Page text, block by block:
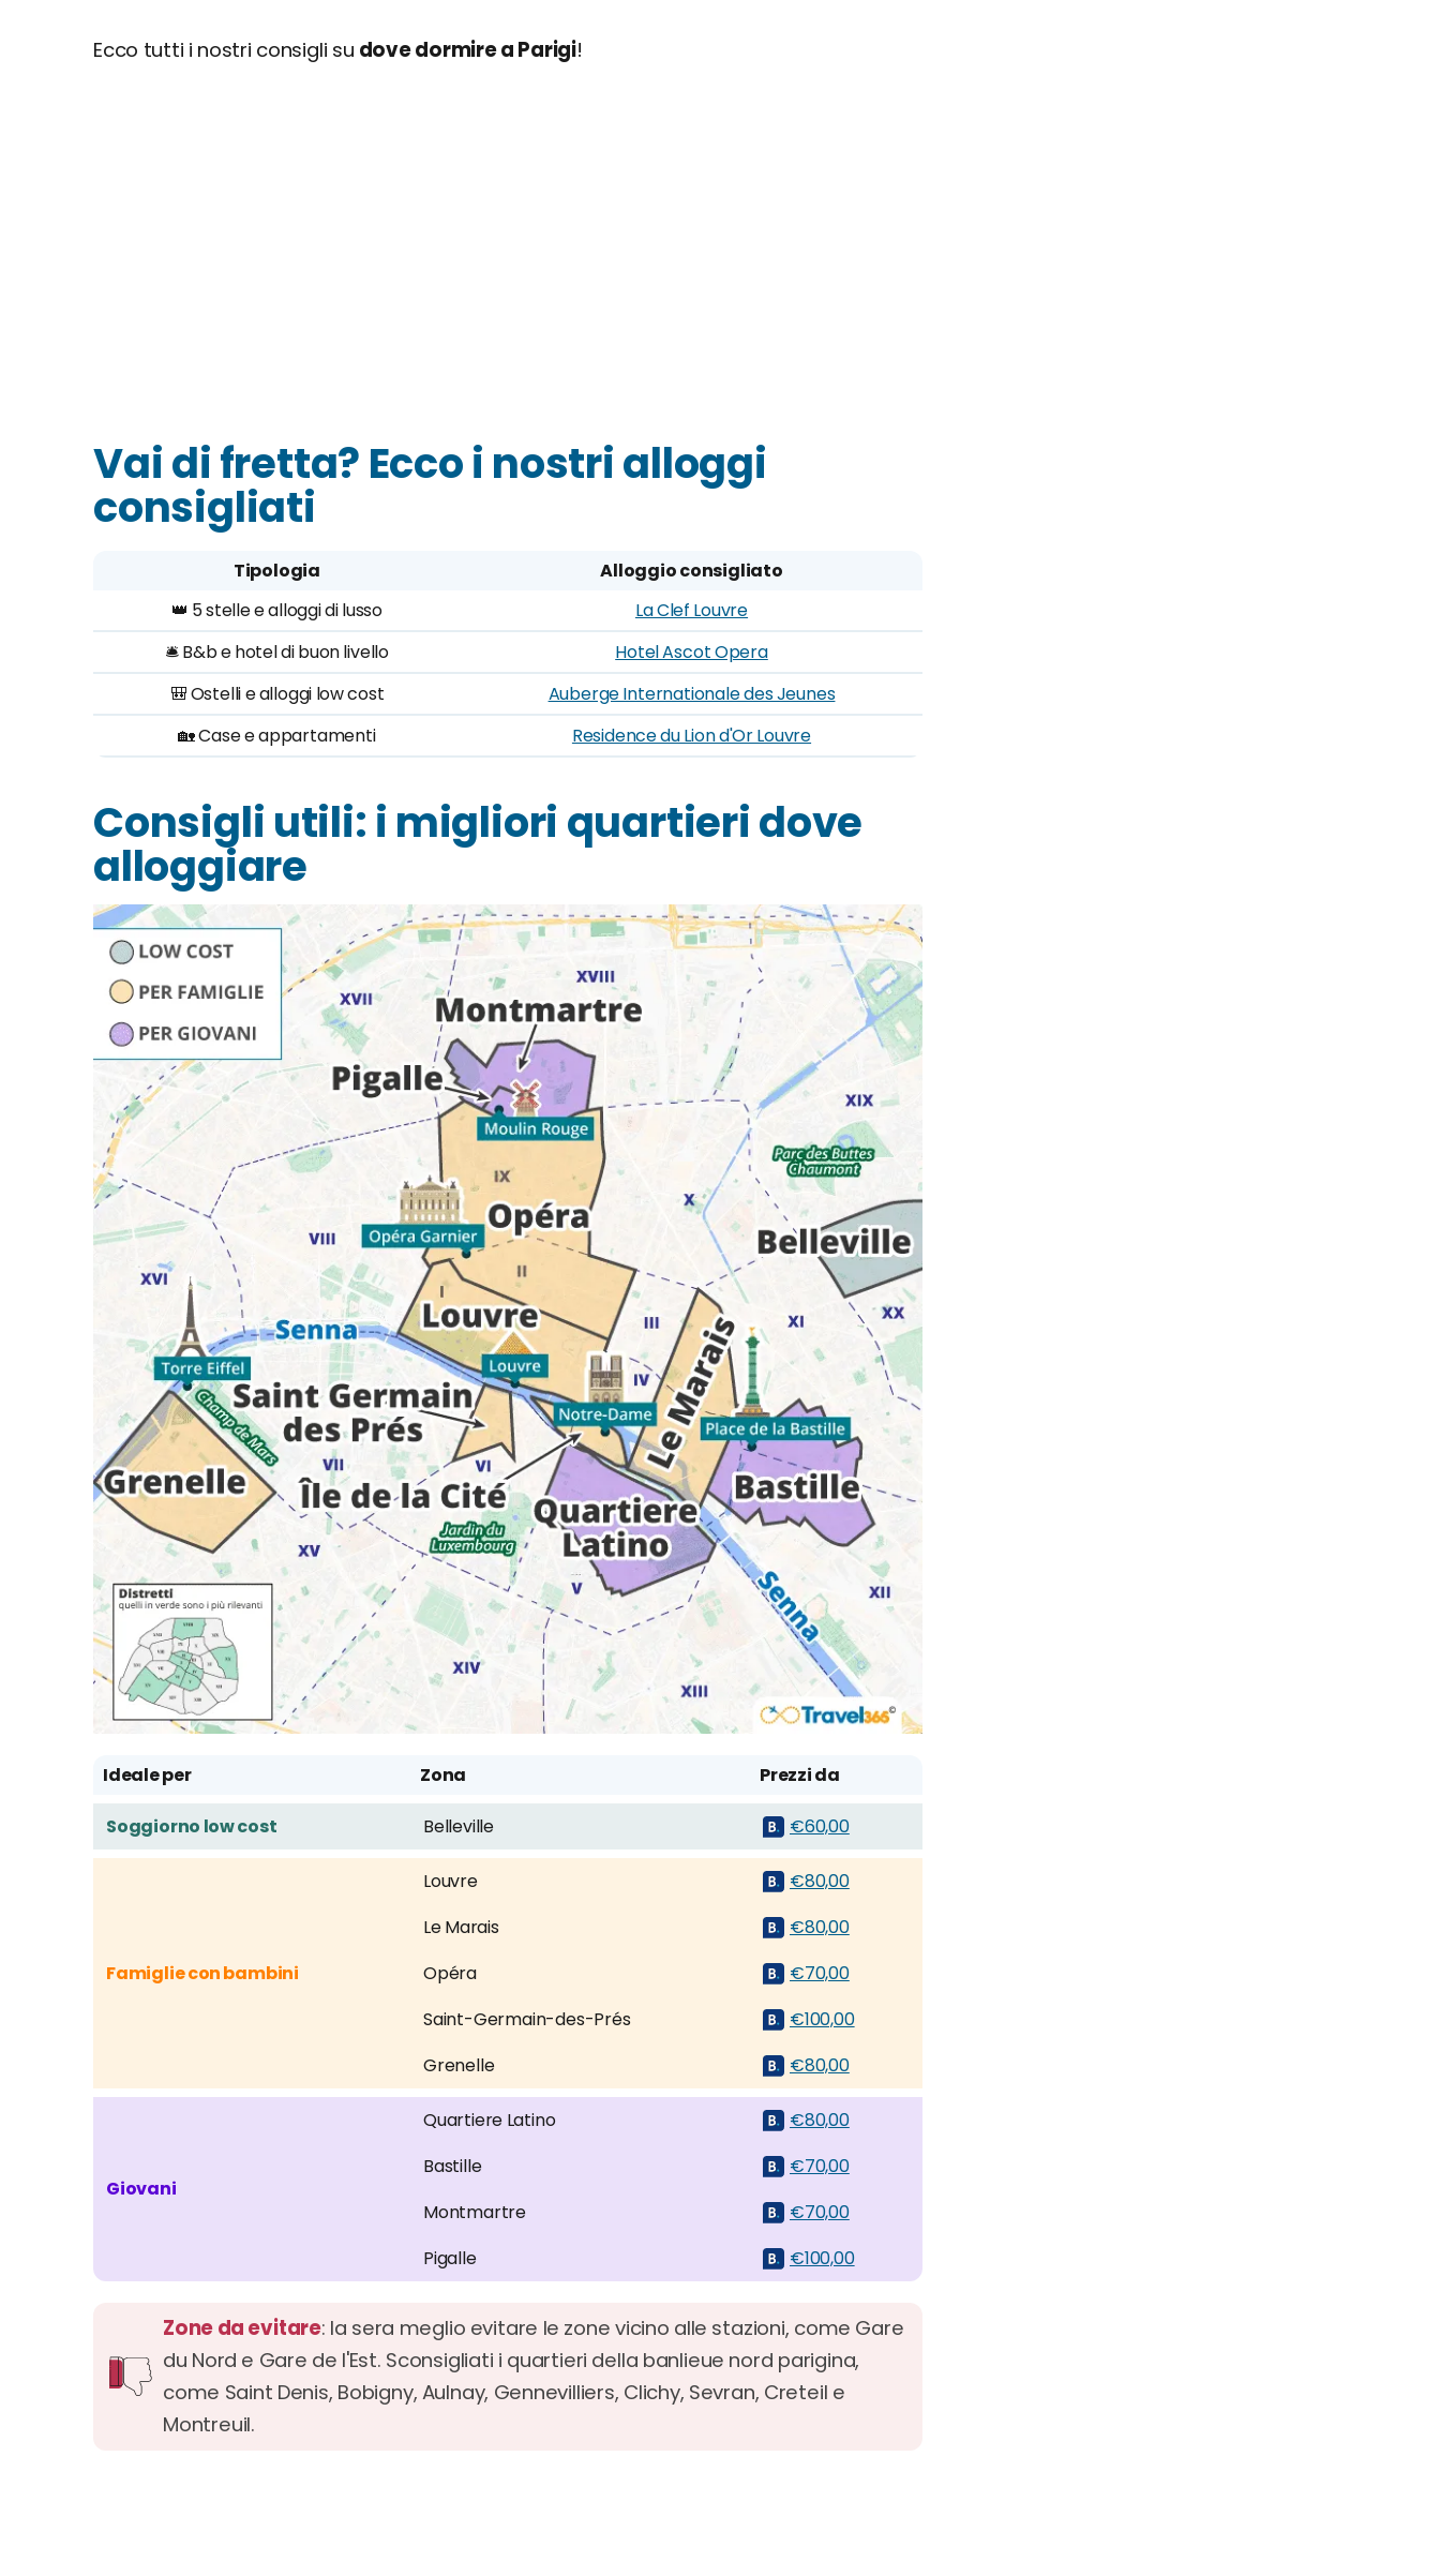
Ecco tutti i nostri consigli su dove dormire a Parigi!
Vai di fretta? Ecco i nostri alloggi
consigliati
Tipologia
Alloggio consigliato
👑 5 stelle e alloggi di lusso
La Clef Louvre
🛎️ B&b e hotel di buon livello
Hotel Ascot Opera
🎒 Ostelli e alloggi low cost
Auberge Internationale des Jeunes
🏡 Case e appartamenti
Residence du Lion d'Or Louvre
Consigli utili: i migliori quartieri dove
alloggiare
Ideale per Zona Prezzi da
Soggiorno low cost Belleville €60,00
Famiglie con bambini
Louvre
€80,00
Le Marais
€80,00
Opéra
€70,00
Saint-Germain-des-Prés
€100,00
Grenelle
€80,00
Giovani
Quartiere Latino
€80,00
Bastille
€70,00
Montmartre
€70,00
Pigalle
€100,00
Zone da evitare: la sera meglio evitare le zone vicino alle stazioni, come Gare
du Nord e Gare de l'Est. Sconsigliati i quartieri della banlieue nord parigina,
come Saint Denis, Bobigny, Aulnay, Gennevilliers, Clichy, Sevran, Creteil e
Montreuil.